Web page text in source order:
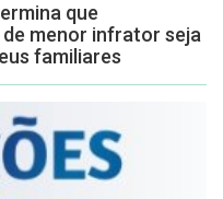
que
menor infrator seja
familiares